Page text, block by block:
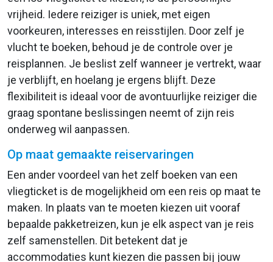
vrijheid. Iedere reiziger is uniek, met eigen
voorkeuren, interesses en reisstijlen. Door zelf je
vlucht te boeken, behoud je de controle over je
reisplannen. Je beslist zelf wanneer je vertrekt, waar
je verblijft, en hoelang je ergens blijft. Deze
flexibiliteit is ideaal voor de avontuurlijke reiziger die
graag spontane beslissingen neemt of zijn reis
onderweg wil aanpassen.
Op maat gemaakte reiservaringen
Een ander voordeel van het zelf boeken van een
vliegticket is de mogelijkheid om een reis op maat te
maken. In plaats van te moeten kiezen uit vooraf
bepaalde pakketreizen, kun je elk aspect van je reis
zelf samenstellen. Dit betekent dat je
accommodaties kunt kiezen die passen bij jouw